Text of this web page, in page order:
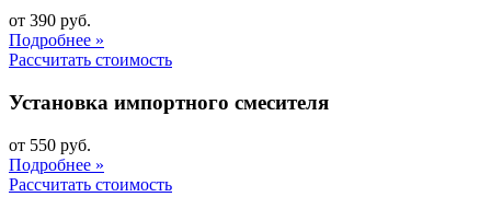
от 390 руб.
Подробнее »
Рассчитать стоимость
Установка импортного смесителя
от 550 руб.
Подробнее »
Рассчитать стоимость